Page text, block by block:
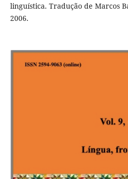
linguística. Tradução de Marcos
2006.